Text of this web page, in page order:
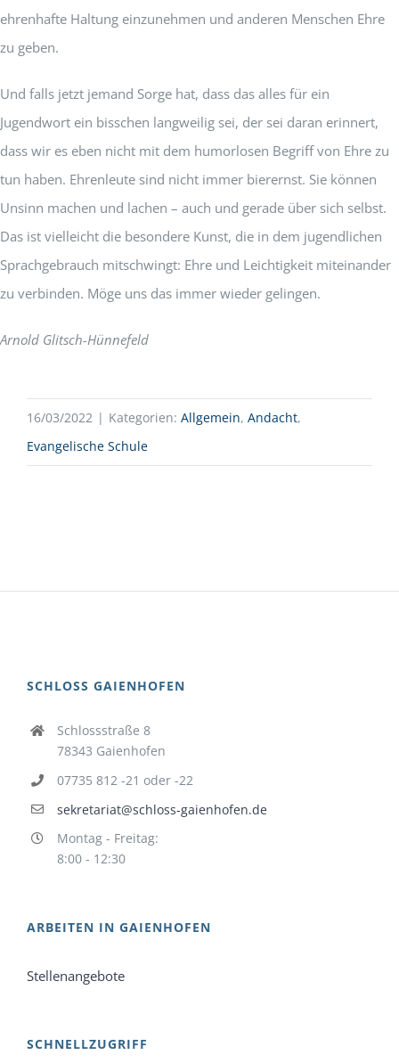
ehrenhafte Haltung einzunehmen und anderen Menschen Ehre
zu geben.
Und falls jetzt jemand Sorge hat, dass das alles für ein
Jugendwort ein bisschen langweilig sei, der sei daran erinnert,
dass wir es eben nicht mit dem humorlosen Begriff von Ehre zu
tun haben. Ehrenleute sind nicht immer bierernst. Sie können
Unsinn machen und lachen – auch und gerade über sich selbst.
Das ist vielleicht die besondere Kunst, die in dem jugendlichen
Sprachgebrauch mitschwingt: Ehre und Leichtigkeit miteinander
zu verbinden. Möge uns das immer wieder gelingen.
Arnold Glitsch-Hünnefeld
16/03/2022 | Kategorien: Allgemein, Andacht,
Evangelische Schule
SCHLOSS GAIENHOFEN
Schlossstraße 8
78343 Gaienhofen
07735 812 -21 oder -22
sekretariat@schloss-gaienhofen.de
Montag - Freitag:
8:00 - 12:30
ARBEITEN IN GAIENHOFEN
Stellenangebote
SCHNELLZUGRIFF